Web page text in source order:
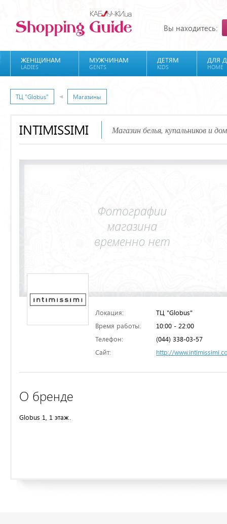
Вы находитесь:
ЖЕНЩИНАМ
LADIES
МУЖЧИНАМ
GENTS
ДЕТЯМ
KIDS
ДЛЯ
HOME
ТЦ "Globus" Магазины
INTIMISSIMI Магазин белья, купальников и
Локация:
ТЦ "Globus"
Время работы:
10:00 - 22:00
Телефон:
(044) 338-03-57
Сайт:
http://
О бренде
Globus 1, 1 этаж.